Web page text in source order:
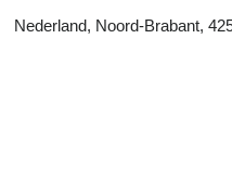
Nederland, Noord-Brabant,